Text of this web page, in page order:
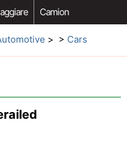
Camion
Car Opzioni Aftermarket
> > Cars